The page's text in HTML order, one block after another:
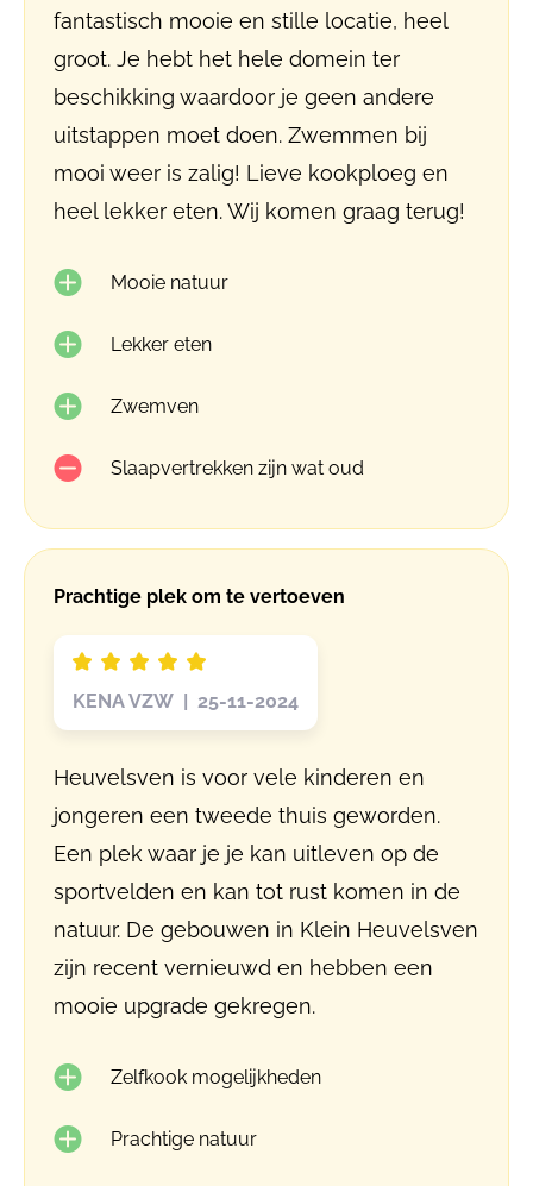
fantastisch mooie en stille locatie, heel
groot. Je hebt het hele domein ter
beschikking waardoor je geen andere
uitstappen moet doen. Zwemmen bij
mooi weer is zalig! Lieve kookploeg en
heel lekker eten. Wij komen graag terug!
Mooie natuur
Lekker eten
Zwemven
Slaapvertrekken zijn wat oud
Prachtige plek om te vertoeven
KENA VZW | 25-11-2024
Heuvelsven is voor vele kinderen en
jongeren een tweede thuis geworden.
Een plek waar je je kan uitleven op de
sportvelden en kan tot rust komen in de
natuur. De gebouwen in Klein Heuvelsven
zijn recent vernieuwd en hebben een
mooie upgrade gekregen.
Zelfkook mogelijkheden
Prachtige natuur